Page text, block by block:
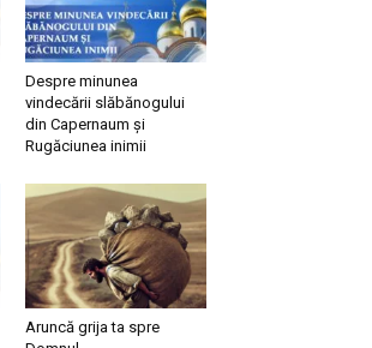
Despre minunea
vindecării slăbănogului
din Capernaum și
Rugăciunea inimii
Aruncă grija ta spre